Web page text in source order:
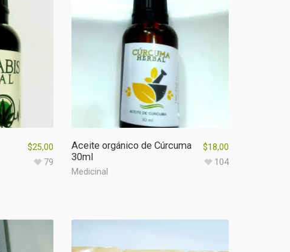
$25,00
79
Aceite orgánico de Cúrcuma
30ml
Medicinal
$18,00
104